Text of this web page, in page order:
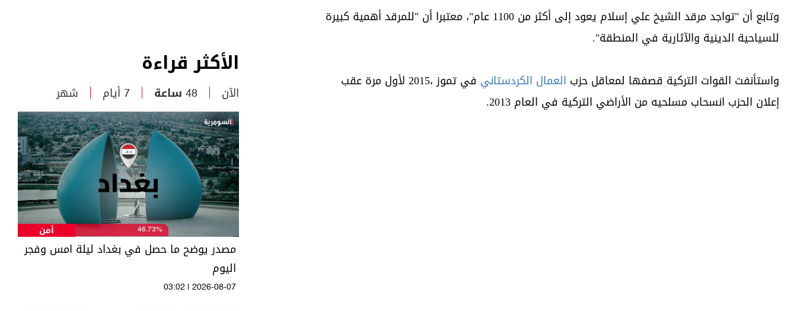
وتابع أن "تواجد مرقد الشيخ علي إسلام يعود إلى أكثر من 1100 عام"، معتبرا أن "للمرقد أهمية كبيرة
للسياحية الدينية والآثارية في المنطقة".
واستأنفت القوات التركية قصفها لمعاقل حزب العمال الكردستاني
في تموز ،2015 لأول مرة عقب
إعلان الحزب انسحاب مسلحيه من الأراضي التركية في العام 2013.
الأكثر قراءة
الآن 48 ساعة 7 أيام شهر
أمن 46.73%
مصدر يوضح ما حصل في بغداد ليلة امس وفجر
اليوم
03:02 | 2026-08-07